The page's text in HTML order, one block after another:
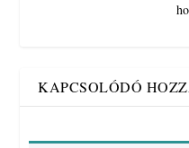
KAPCSOLÓDÓ